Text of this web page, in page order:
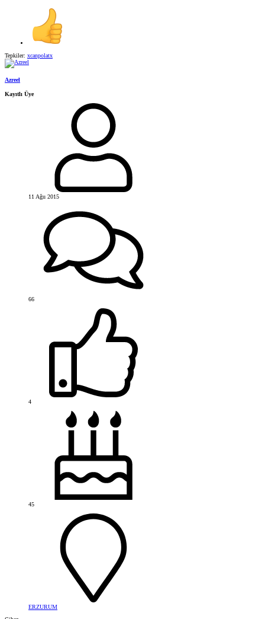
Tepkiler: xcanpolatx
Azreel
Kayıtlı Üye
11 Ağu 2015
66
4
45
ERZURUM